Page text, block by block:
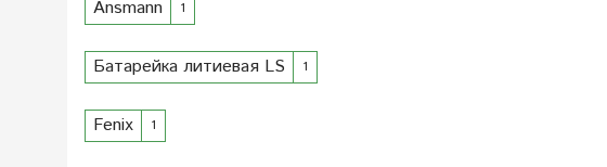
Ansmann 1
Батарейка литиевая LS 1
Fenix 1